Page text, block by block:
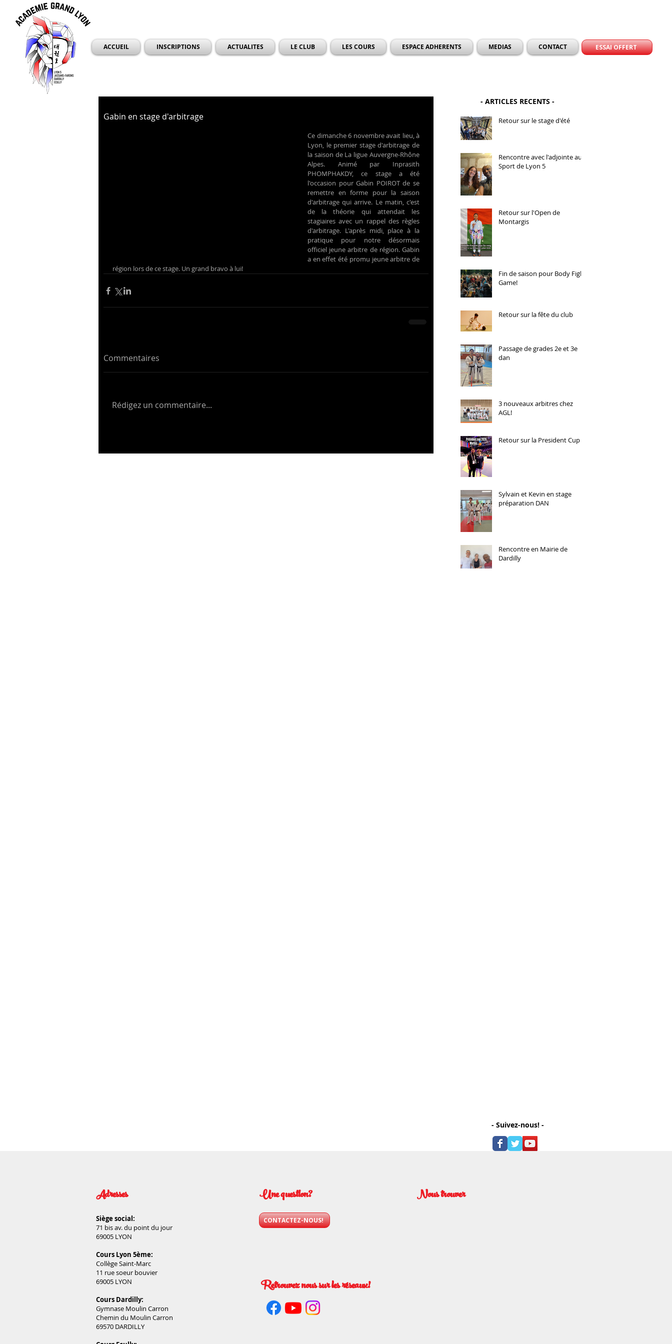
ACCUEIL INSCRIPTIONS ACTUALITES LE CLUB LES COURS ESPACE ADHERENTS MEDIAS CONTACT ESSAI OFFERT
Gabin en stage d'arbitrage
Ce dimanche 6 novembre avait lieu, à
Lyon, le premier stage d'arbitrage de
la saison de La ligue Auvergne-Rhône
Alpes. Animé par Inprasith
PHOMPHAKDY, ce stage a été
l'occasion pour Gabin POIROT de se
remettre en forme pour la saison
d'arbitrage qui arrive. Le matin, c'est
de la théorie qui attendait les
stagiaires avec un rappel des règles
d'arbitrage. L'après midi, place à la
pratique pour notre désormais
officiel jeune arbitre de région. Gabin
a en effet été promu jeune arbitre de
région lors de ce stage. Un grand bravo à lui!
Commentaires
Rédigez un commentaire...
- ARTICLES RECENTS -
Retour sur le stage d'été
Rencontre avec l'adjointe au
Sport de Lyon 5
Retour sur l'Open de
Montargis
Fin de saison pour Body Fight
Game!
Retour sur la fête du club
Passage de grades 2e et 3e
dan
3 nouveaux arbitres chez
AGL!
Retour sur la President Cup
Sylvain et Kevin en stage
préparation DAN
Rencontre en Mairie de
Dardilly
- Suivez-nous! -
CONTACTEZ-NOUS!
Retrouvez nous sur les réseaux!
Adresses
Siège social:
71 bis av. du point du jour
69005 LYON
Cours Lyon 5ème:
Collège Saint-Marc
11 rue soeur bouvier
69005 LYON
Cours Dardilly:
Gymnase Moulin Carron
Chemin du Moulin Carron
69570 DARDILLY
Une question? Nous trouver